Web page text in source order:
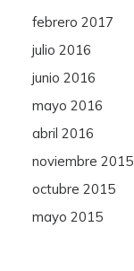
febrero 2017
julio 2016
junio 2016
mayo 2016
abril 2016
noviembre 2015
octubre 2015
mayo 2015